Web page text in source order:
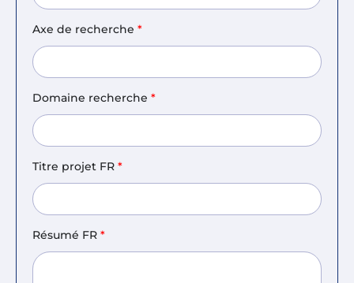
Axe de recherche *
Domaine recherche *
Titre projet FR *
Résumé FR *